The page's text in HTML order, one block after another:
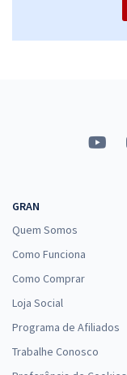
GRAN
Quem Somos
Como Funciona
Como Comprar
Loja Social
Programa de Afiliados
Trabalhe Conosco